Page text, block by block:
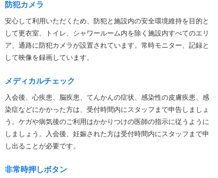
防犯カメラ
安心して利用いただくため、防犯と施設内の安全環境維持を目的と
して更衣室、トイレ、シャワールーム内を除く施設内すべてのエリ
ア、通路に防犯カメラが設置されています。常時モニター、記録と
して映像を録画しています。
メディカルチェック
入会後、心疾患、脳疾患、てんかんの症状、感染性の皮膚疾患、感
染症などにかかった方は、受付時間内にスタッフまで申告しましょ
う。ケガや病気後のご利用はかかりつけの医師の指示に従うように
しましょう。入会後、妊娠された方は受付時間内にスタッフまで申
し出ることが必要です。
非常時押しボタン